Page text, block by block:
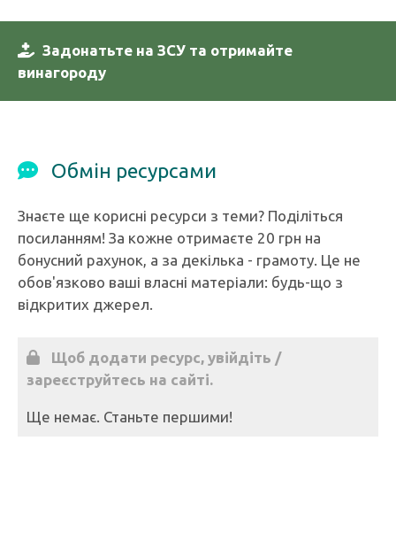
Задонатьте на ЗСУ та отримайте
винагороду
Обмін ресурсами
Знаєте ще корисні ресурси з теми? Поділіться
посиланням! За кожне отримаєте 20 грн на
бонусний рахунок, а за декілька - грамоту. Це не
обов'язково ваші власні матеріали: будь-що з
відкритих джерел.
Щоб додати ресурс, увійдіть /
зареєструйтесь на сайті.
Ще немає. Станьте першими!